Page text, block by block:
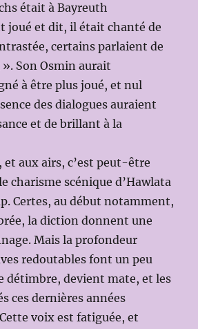
était à Bayreuth
joué et dit, il était chanté de
certains parlaient de
Son Osmin aurait
à être plus joué, et nul
des dialogues auraient
et de brillant à la
et aux airs, c’est peut-être
charisme scénique d’Hawlata
Certes, au début notamment,
la diction donnent une
Mais la profondeur
redoutables font un peu
détimbre, devient mate, et les
ces dernières années
voix est fatiguée, et